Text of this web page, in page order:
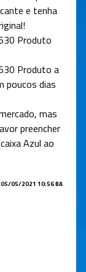
e tenha
Produto
Produto a
poucos dias
mas
preencher
Azul ao
05/05/2021 10:56 BA